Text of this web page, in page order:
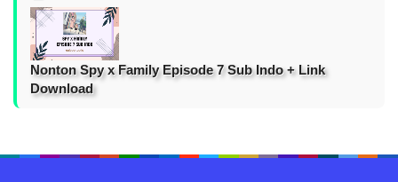
Nonton Spy x Family Episode 7 Sub Indo + Link
Download